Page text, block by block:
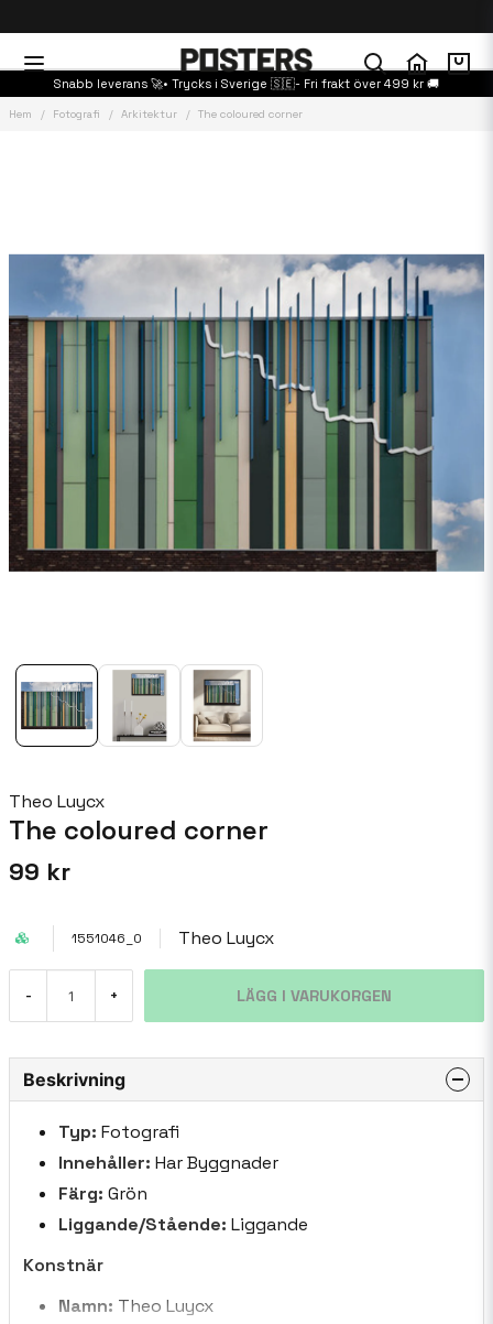
Snabb leverans 🚀• Trycks i Sverige 🇸🇪- Fri frakt över 499 kr 🚚
Hem Fotografi Arkitektur The coloured corner
Theo Luycx
The coloured corner
99 kr
1551046_0 Theo Luycx
- + LÄGG I VARUKORGEN
Beskrivning
Typ: Fotografi
Innehåller: Har Byggnader
Färg: Grön
Liggande/Stående: Liggande
Konstnär
Namn: Theo Luycx